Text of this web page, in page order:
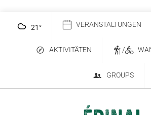
21 ° VERANSTALTUNGEN
AKTIVITÄTEN /
GROUPS